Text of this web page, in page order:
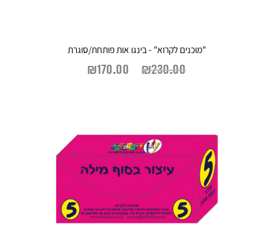
"מוכנים לקרוא" - בינגו אות פותחת/סוגרת
₪230.00
₪170.00